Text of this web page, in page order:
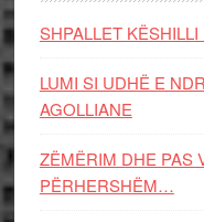
SHPALLET
LUMI SI UDHË E
AGOLLIANE
ZËMËRIM DHE PAS
PËRHERSHËM…